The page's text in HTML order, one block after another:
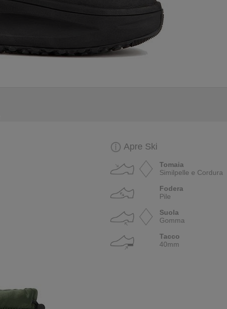
Apre Ski
Tomaia
Similpelle e Cordura
Fodera
Pile
Suola
Gomma
Tacco
40mm